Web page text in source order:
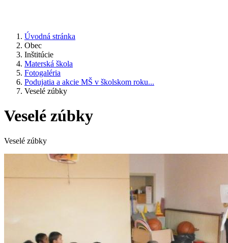
Úvodná stránka
Obec
Inštitúcie
Materská škola
Fotogaléria
Podujatia a akcie MŠ v školskom roku...
Veselé zúbky
Veselé zúbky
Veselé zúbky